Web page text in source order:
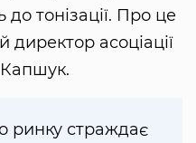
тонізації. Про це
асоціації
ринку страждає